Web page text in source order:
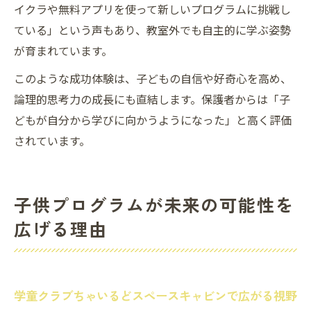
イクラや無料アプリを使って新しいプログラムに挑戦し
ている」という声もあり、教室外でも自主的に学ぶ姿勢
が育まれています。
このような成功体験は、子どもの自信や好奇心を高め、
論理的思考力の成長にも直結します。保護者からは「子
どもが自分から学びに向かうようになった」と高く評価
されています。
子供プログラムが未来の可能性を
広げる理由
学童クラブちゃいるどスペースキャビンで広がる視野